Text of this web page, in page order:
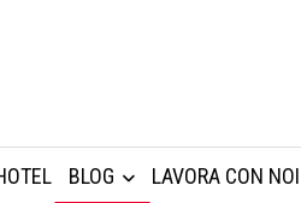
BLOG LAVORA CON NOI